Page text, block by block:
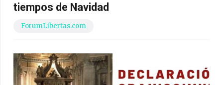
tiempos de Navidad
ForumLibertas.com